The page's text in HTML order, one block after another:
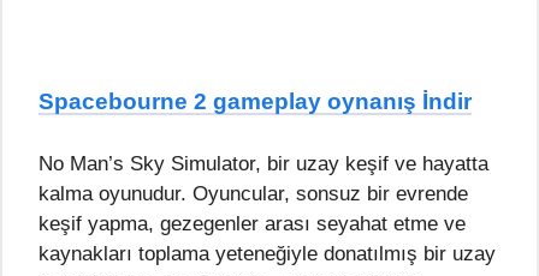
Spacebourne 2 gameplay oynanış İndir
No Man’s Sky Simulator, bir uzay keşif ve hayatta
kalma oyunudur. Oyuncular, sonsuz bir evrende
keşif yapma, gezegenler arası seyahat etme ve
kaynakları toplama yeteneğiyle donatılmış bir uzay